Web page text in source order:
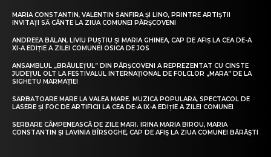
MARIA CONSTANTIN, VALENTIN SANFIRA ȘI LINO, PRINTRE ARTIȘTII
INVITAȚI SĂ CÂNTE LA ZIUA COMUNEI PÂRȘCOVENI
ANDREEA BĂLAN, LIVIU PUȘTIU ȘI MARIA GHINEA, CAP DE AFIȘ LA CEA DE-A
XI-A EDIȚIE A ZILEI COMUNEI OSICA DE JOS
ANSAMBLUL „BRÂULEȚUL” DIN PÂRȘCOVENI A REPREZENTAT CU CINSTE
JUDEȚUL OLT LA FESTIVALUL INTERNAȚIONAL DE FOLCLOR „MARA” DE LA
SIGHETU MARMAȚIEI
SĂRBĂTOARE MARE LA VALEA MARE. MUZICĂ POPULARĂ, SPECTACOL DE
LASERE ȘI FOC DE ARTIFICII LA CEA DE-A IX-A EDIȚIE A ZILEI COMUNEI
SERBARE CÂMPENEASCĂ DE ZILE MARI. IRINA MARIA BIROU, MARIA
CONSTANTIN ȘI LAVINIA BÎRSOGHE, CAP DE AFIȘ LA ZIUA COMUNEI BĂRĂȘTI